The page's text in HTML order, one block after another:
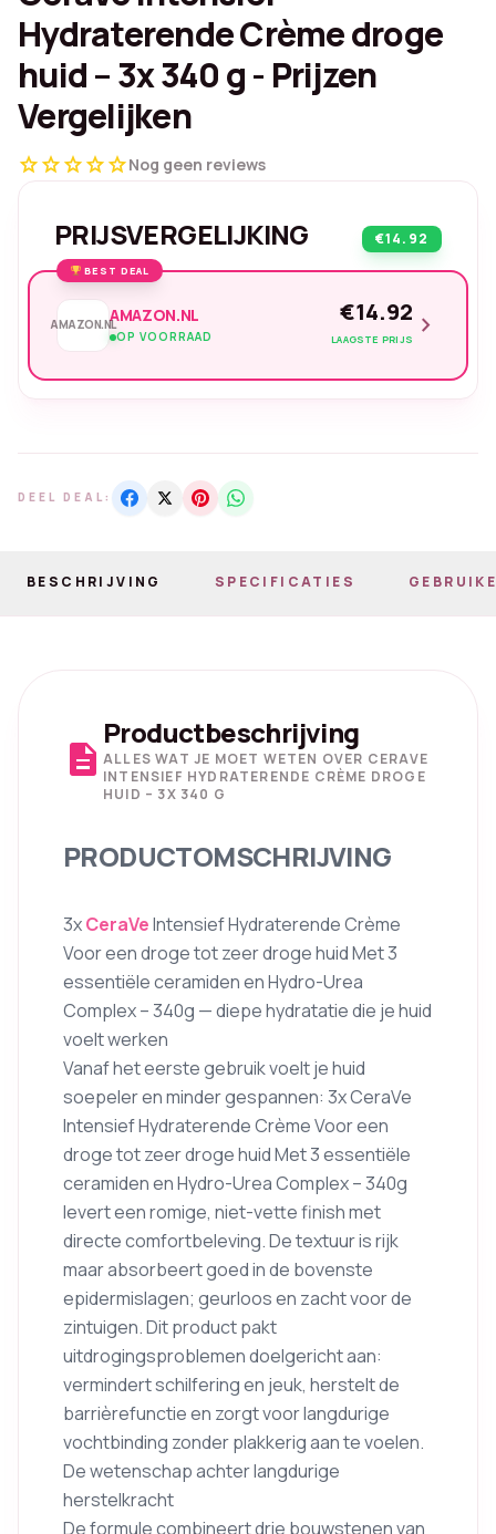
Hydraterende Crème droge
huid – 3x 340 g - Prijzen
Vergelijken
starstarstarstarstarNog geen reviews
PRIJSVERGELIJKING €14.92
BEST DEAL
AMAZON.NLAMAZON.NL
OP VOORRAAD
€14.92
LAAGSTE PRIJS chevron_right
DEEL DEAL:
BESCHRIJVING SPECIFICATIES
description
Productbeschrijving
ALLES WAT JE MOET WETEN OVER CERAVE
INTENSIEF HYDRATERENDE CRÈME DROGE
HUID – 3X 340 G
PRODUCTOMSCHRIJVING
3xCeraVeIntensief Hydraterende Crème
Voor een droge tot zeer droge huid Met 3
essentiële ceramiden en Hydro-Urea
Complex – 340g — diepe hydratatie die je huid
voelt werken
Vanaf het eerste gebruik voelt je huid
soepeler en minder gespannen: 3x CeraVe
Intensief Hydraterende Crème Voor een
droge tot zeer droge huid Met 3 essentiële
ceramiden en Hydro-Urea Complex – 340g
levert een romige, niet-vette finish met
directe comfortbeleving. De textuur is rijk
maar absorbeert goed in de bovenste
epidermislagen; geurloos en zacht voor de
zintuigen. Dit product pakt
uitdrogingsproblemen doelgericht aan:
vermindert schilfering en jeuk, herstelt de
barrièrefunctie en zorgt voor langdurige
vochtbinding zonder plakkerig aan te voelen.
De wetenschap achter langdurige
herstelkracht
De formule combineert drie bouwstenen van